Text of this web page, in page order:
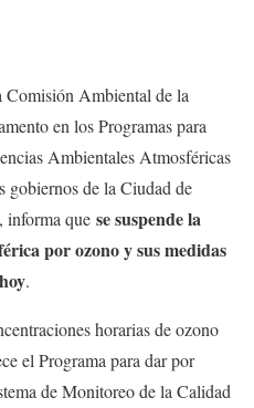
Ambiental de la
en los Programas para
Ambientales Atmosféricas
de la Ciudad de
informa que se suspende la
por ozono y sus medidas
.
horarias de ozono
el Programa para dar por
de Monitoreo de la Calidad